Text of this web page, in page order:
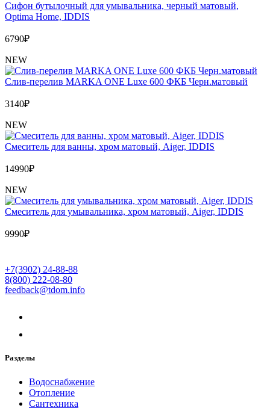
Сифон бутылочный для умывальника, черный матовый,
Optima Home, IDDIS
6790₽
NEW
Слив-перелив MARKA ONE Luxe 600 ФКБ Черн.матовый
3140₽
NEW
Cмеситель для ванны, хром матовый, Aiger, IDDIS
14990₽
NEW
Cмеситель для умывальника, хром матовый, Aiger, IDDIS
9990₽
+7(3902) 24-88-88
8(800) 222-08-80
feedback@tdom.info
Разделы
Водоснабжение
Отопление
Сантехника